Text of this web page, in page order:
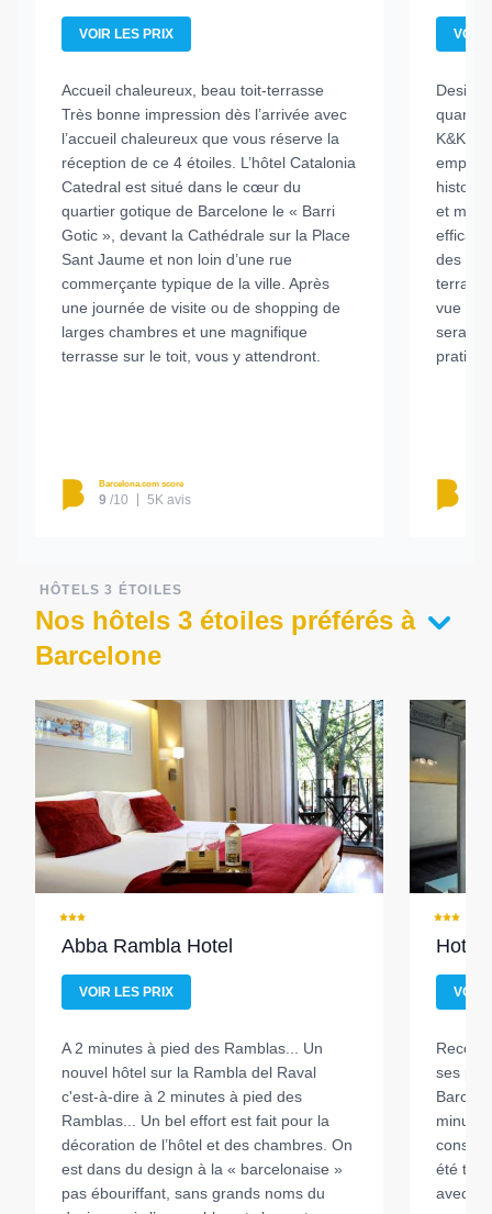
VOIR LES PRIX
Accueil chaleureux, beau toit-terrasse
Très bonne impression dès l’arrivée avec
l’accueil chaleureux que vous réserve la
réception de ce 4 étoiles. L’hôtel Catalonia
Catedral est situé dans le cœur du
quartier gotique de Barcelone le « Barri
Gotic », devant la Cathédrale sur la Place
Sant Jaume et non loin d’une rue
commerçante typique de la ville. Après
une journée de visite ou de shopping de
larges chambres et une magnifique
terrasse sur le toit, vous y attendront.
Barcelona.com score
9 /10 5K avis
VOIR
K&K
et
des
vue sur
sera
HÔTELS 3 ÉTOILES
Nos hôtels 3 étoiles préférés à
Barcelone
Abba Rambla Hotel
VOIR LES PRIX
A 2 minutes à pied des Ramblas...
Un
nouvel hôtel sur la Rambla del Raval
c'est-à-dire à 2 minutes à pied des
Ramblas... Un bel effort est fait pour la
décoration de l’hôtel et des chambres. On
est dans du design à la « barcelonaise »
pas ébouriffant, sans grands noms du
Hotel
VOIR
ses
minute
été
avec